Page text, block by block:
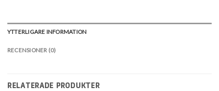
YTTERLIGARE INFORMATION
RECENSIONER (0)
RELATERADE PRODUKTER